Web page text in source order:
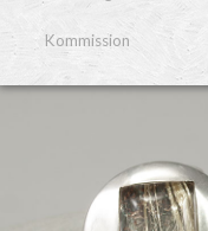
Kommission